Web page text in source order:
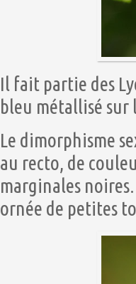
Il fait partie des
bleu métallisé sur
Le dimorphisme
au recto, de
marginales
ornée de petites